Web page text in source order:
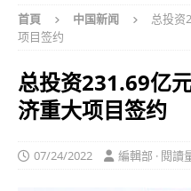
首頁 中国新闻
总投资
项目签约
总投资231.69亿
济重大项目签约
07/24/2022 編輯部 · 閱讀